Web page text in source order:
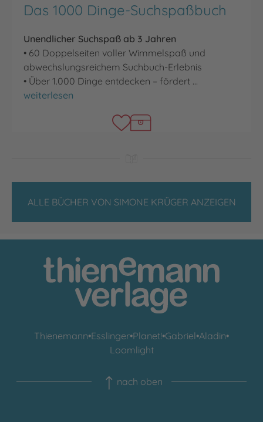
Das 1000 Dinge-Suchspaßbuch
Unendlicher Suchspaß ab 3 Jahren
• 60 Doppelseiten voller Wimmelspaß und
abwechslungsreichem Suchbuch-Erlebnis
• Über 1.000 Dinge entdecken – fördert …
Das 1000 Dinge-Suchspaßbuch
weiterlesen
ALLE BÜCHER VON SIMONE KRÜGER ANZEIGEN
Thienemann•Esslinger•Planet!•Gabriel•Aladin•
Loomlight
nach oben